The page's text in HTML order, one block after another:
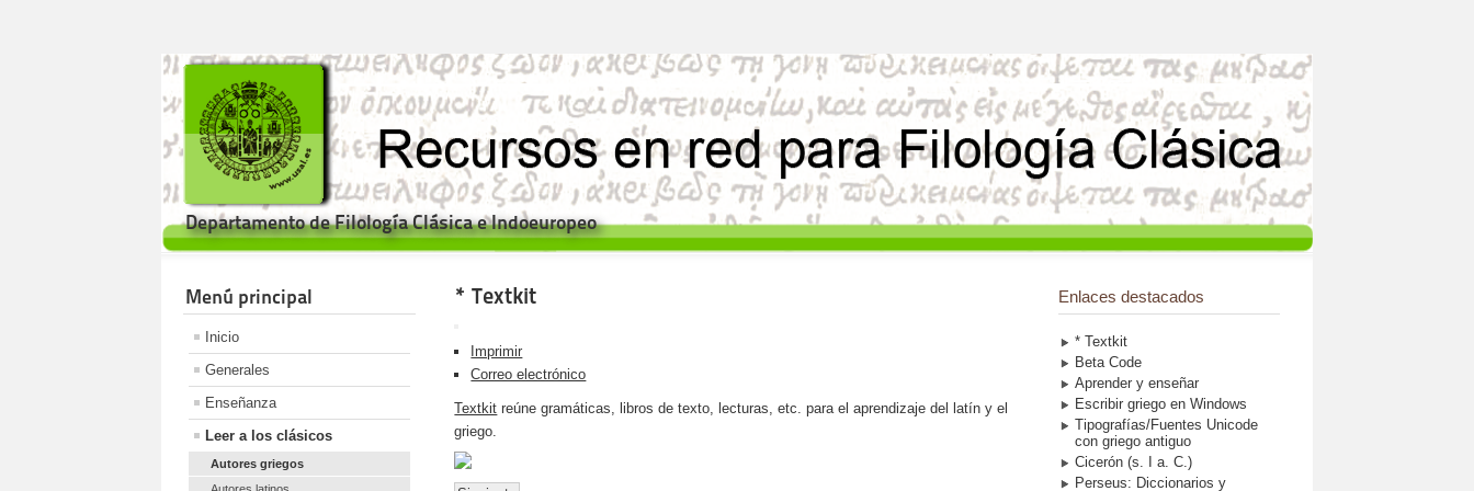
Departamento de Filología Clásica e Indoeuropeo
Menú principal
Inicio
Generales
Enseñanza
Leer a los clásicos
Autores griegos
* Textkit
Imprimir
Correo electrónico
Textkit reúne gramáticas, libros de texto, lecturas, etc. para el aprendizaje del latín y el
griego.
Enlaces destacados
* Textkit
Beta Code
Aprender y enseñar
Escribir griego en Windows
Tipografías/Fuentes Unicode
con griego antiguo
Cicerón (s. I a. C.)
Perseus: Diccionarios y